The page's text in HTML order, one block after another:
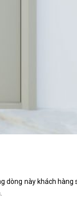
dòng này khách hàng